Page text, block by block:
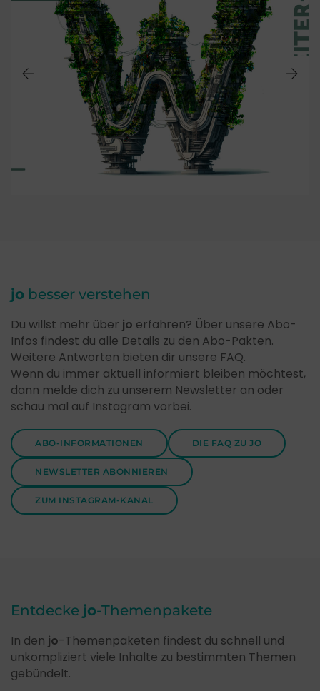
jo besser verstehen
Du willst mehr über jo erfahren? Über unsere Abo-
Infos findest du alle Details zu den Abo-Pakten.
Weitere Antworten bieten dir unsere FAQ.
Wenn du immer aktuell informiert bleiben möchtest,
dann melde dich zu unserem Newsletter an oder
schau mal auf Instagram vorbei.
ABO-INFORMATIONEN DIE FAQ ZU JO
NEWSLETTER ABONNIEREN
ZUM INSTAGRAM-KANAL
Entdecke jo-Themenpakete
In den jo-Themenpaketen findest du schnell und
unkompliziert viele Inhalte zu bestimmten Themen
gebündelt.